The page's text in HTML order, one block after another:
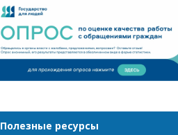
Полезные ресурсы